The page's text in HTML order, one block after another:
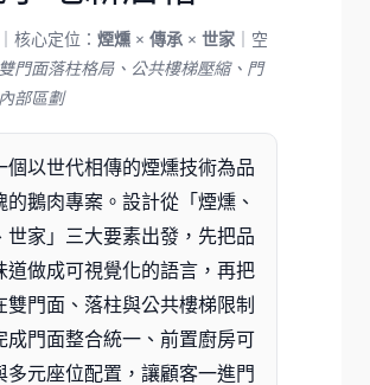
核心定位： 煙燻 × 傳承 × 世家 ｜空
雙門面落柱格局、公共樓梯壓縮、門
部區劃
個以世代相傳的煙燻技術為品
的鵝肉專案。設計從「 煙燻、
世家 」三大要素出發，先把品
道做成可視覺化的語言，再把
雙門面 、 落柱與公共樓梯限制
成門面整合統一 、 前置廚房可
多元座位配置 ，讓顧客一進門